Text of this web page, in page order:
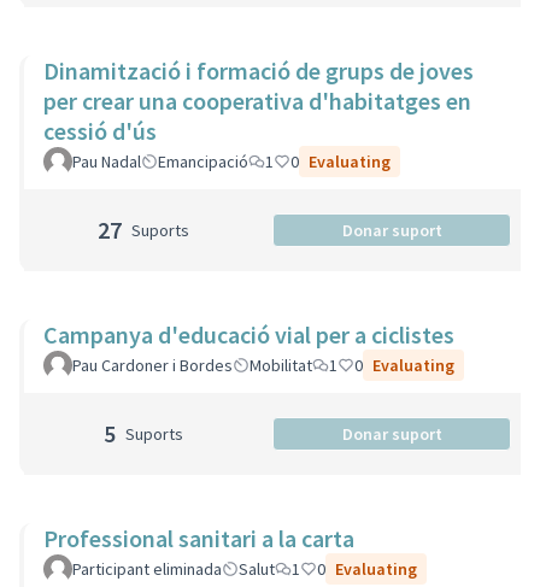
Dinamització i formació de grups de joves
per crear una cooperativa d'habitatges en
cessió d'ús
Pau Nadal Emancipació 1 0 Evaluating
27 Suports Donar suport
Campanya d'educació vial per a ciclistes
Pau Cardoner i Bordes Mobilitat 1 0 Evaluating
5 Suports Donar suport
Professional sanitari a la carta
Participant eliminada Salut 1 0 Evaluating